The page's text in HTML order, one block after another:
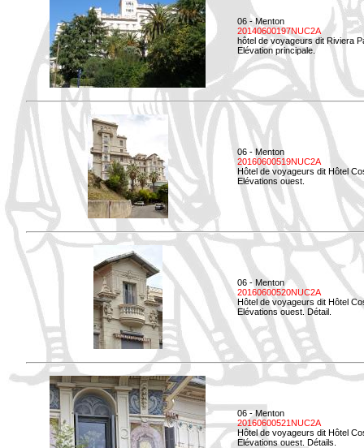
06 - Menton
20140600197NUC2A
hôtel de voyageurs dit Riviera
Elévation principale.
06 - Menton
20160600519NUC2A
Hôtel de voyageurs dit Hôtel
Elévations ouest.
06 - Menton
20160600520NUC2A
Hôtel de voyageurs dit Hôtel
Elévations ouest. Détail.
06 - Menton
20160600521NUC2A
Hôtel de voyageurs dit Hôtel
Elévations ouest. Détails.